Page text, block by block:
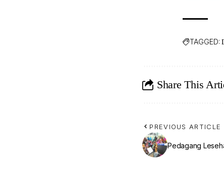
TAGGED:
Share This
PREVIOUS ARTICLE
Pedagang